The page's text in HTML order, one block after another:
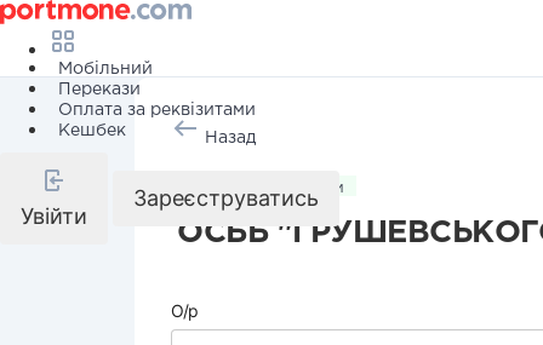
Мобільний
Перекази
Оплата за реквізитами
Кешбек
Увійти
Зареєструватись
Назад
Комунальні послуги
ОСББ
О/р